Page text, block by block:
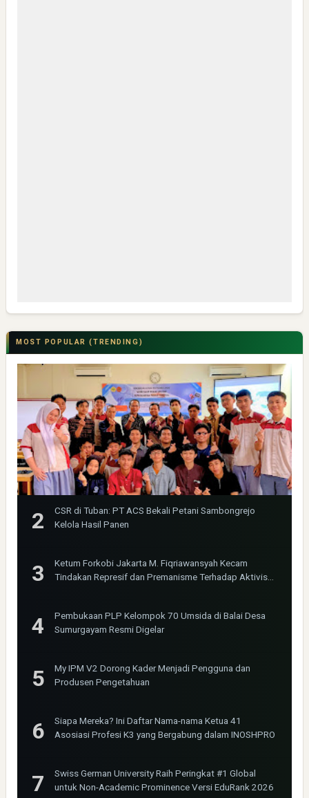
MOST POPULAR (TRENDING)
CSR di Tuban: PT ACS Bekali Petani Sambongrejo
Kelola Hasil Panen
Ketum Forkobi Jakarta M. Fiqriawansyah Kecam
Tindakan Represif dan Premanisme Terhadap Aktivis
Pembukaan PLP Kelompok 70 Umsida di Balai Desa
Sumurgayam Resmi Digelar
My IPM V2 Dorong Kader Menjadi Pengguna dan
Produsen Pengetahuan
Siapa Mereka? Ini Daftar Nama-nama Ketua 41
Asosiasi Profesi K3 yang Bergabung dalam INOSHPRO
Swiss German University Raih Peringkat #1 Global
untuk Non-Academic Prominence Versi EduRank 2026